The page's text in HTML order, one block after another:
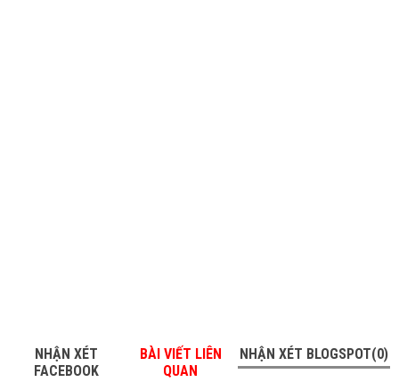
NHẬN XÉT
FACEBOOK
BÀI VIẾT LIÊN
QUAN
NHẬN XÉT BLOGSPOT(0)